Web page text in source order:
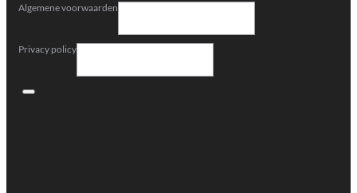
Algemene voorwaarden
Privacy policy